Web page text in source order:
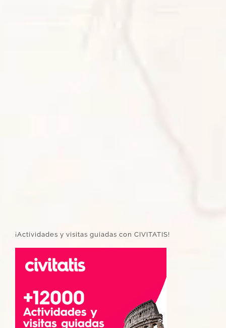
¡Actividades y visitas guiadas con CIVITATIS!